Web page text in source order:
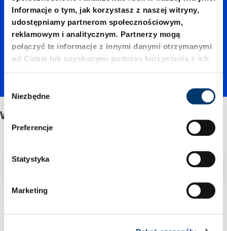
Informacje o tym, jak korzystasz z naszej witryny,
udostępniamy partnerom społecznościowym,
reklamowym i analitycznym. Partnerzy mogą
połączyć te informacje z innymi danymi otrzymanymi
od Ciebie lub uzyskanymi podczas korzystania z ich
y
Niezbędne
Preferencje
Statystyka
Marketing
nie
gładka
Wykonanie gładka
Filtr/sortowanie